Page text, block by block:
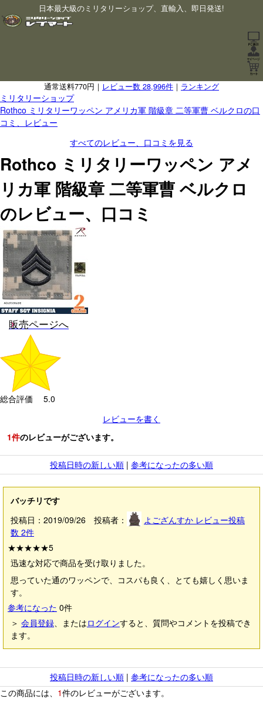
日本最大級のミリタリーショップ、直輸入、即日発送!
通常送料770円｜ レビュー数 28,996件 ｜ ランキング
ミリタリーショップ
Rothco ミリタリーワッペン アメリカ軍 階級章 二等軍曹 ベルクロの口
コミ、レビュー
すべてのレビュー、口コミを見る
Rothco ミリタリーワッペン アメ
リカ軍 階級章 二等軍曹 ベルクロ
のレビュー、口コミ
販売ページへ
総合評価 5.0
レビューを書く
1件のレビューがございます。
投稿日時の新しい順 | 参考になったの多い順
バッチリです
投稿日：2019/09/26 投稿者：
よござんすか レビュー投稿
数 2件
★★★★★5
迅速な対応で商品を受け取りました。
思っていた通のワッペンで、コスパも良く、とても嬉しく思いま
す。
参考になった 0件
＞ 会員登録、またはログインすると、質問やコメントを投稿でき
ます。
投稿日時の新しい順 | 参考になったの多い順
この商品には、 1件のレビューがございます。